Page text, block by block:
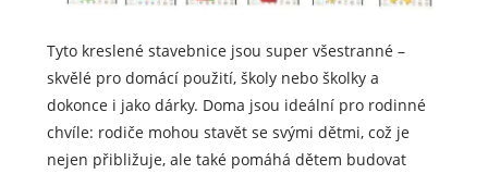
Tyto kreslené stavebnice jsou super všestranné –
skvělé pro domácí použití, školy nebo školky a
dokonce i jako dárky. Doma jsou ideální pro rodinné
chvíle: rodiče mohou stavět se svými dětmi, což je
nejen přibližuje, ale také pomáhá dětem budovat